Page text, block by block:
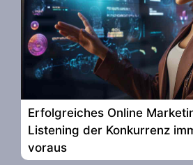
Erfolgreiches Online
Listening der Konkurrenz
voraus